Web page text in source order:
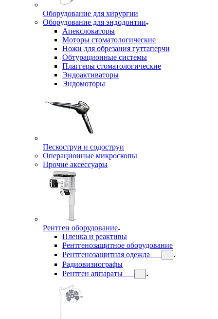
Оборудование для хирургии
Оборудование для эндодонтии
Апекслокаторы
Моторы стоматологические
Ножи для обрезания гуттаперчи
Обтурационные системы
Плаггеры стоматологические
Эндоактиваторы
Эндомоторы
Пескоструи и содоструи
Операционные микроскопы
Прочие аксессуары
Рентген оборудование
Пленка и реактивы
Рентгенозащитное оборудование
Рентгенозащитная одежда
Радиовизиографы
Рентген аппараты